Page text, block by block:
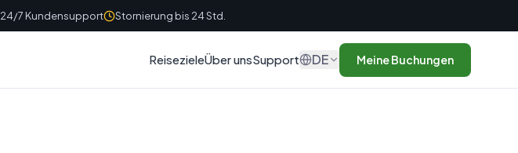
24/7 Kundensupport Stornierung bis 24 Std.
ReisezieleÜber unsSupport DE Meine Buchungen